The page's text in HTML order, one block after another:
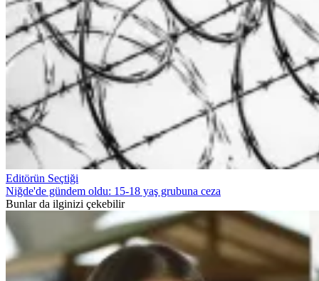
Editörün Seçtiği
Niğde'de gündem oldu: 15-18 yaş grubuna ceza
Bunlar da ilginizi çekebilir